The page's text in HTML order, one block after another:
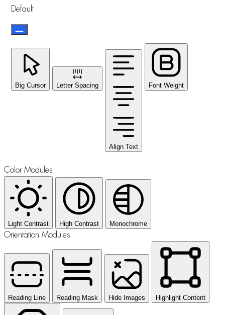
Default
Big Cursor Letter Spacing
Align Text
Font Weight
Color Modules
Light Contrast High Contrast Monochrome
Orientation Modules
Reading Line Reading Mask Hide Images Highlight Content